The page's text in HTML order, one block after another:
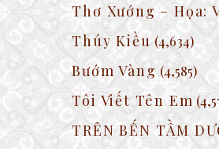
Thơ Xướng – Họa:
Thúy Kiều (4,634)
Bướm Vàng (4,585)
Tôi Viết Tên Em
TRÊN BẾN TẦM